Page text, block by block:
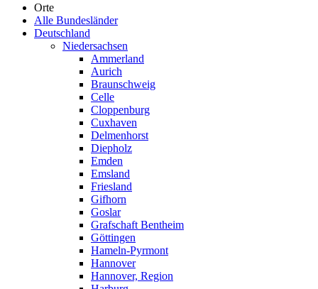
Orte
Alle Bundesländer
Deutschland
Niedersachsen
Ammerland
Aurich
Braunschweig
Celle
Cloppenburg
Cuxhaven
Delmenhorst
Diepholz
Emden
Emsland
Friesland
Gifhorn
Goslar
Grafschaft Bentheim
Göttingen
Hameln-Pyrmont
Hannover
Hannover, Region